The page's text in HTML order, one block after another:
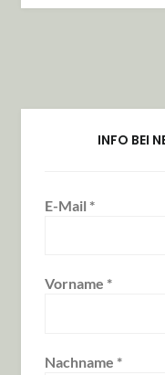
INFO BEI
E-Mail *
Vorname *
Nachname *